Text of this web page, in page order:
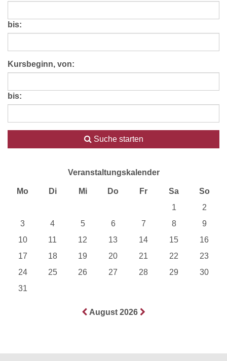
bis:
Kursbeginn, von:
bis:
Suche starten
Veranstaltungskalender
Mo Di Mi Do Fr Sa
So
1
2
3
4 5 6 7 8
9
10
11 12 13 14 15
16
17
18 19 20 21 22
23
24
25 26 27 28 29
30
31
August 2026